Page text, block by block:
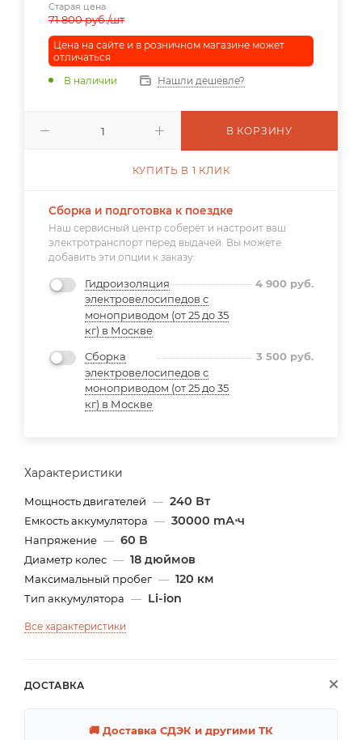
Характеристики
Мощность двигателей — 240 Вт
Емкость аккумулятора — 30000 mА⋅ч
Напряжение — 60 В
Диаметр колес — 18 дюймов
Максимальный пробег — 120 км
Тип аккумулятора — Li-ion
Все характеристики
ДОСТАВКА
🚚 Доставка СДЭК и другими ТК
Старая цена
71 800руб./шт
Цена на сайте и в розничном магазине может
отличаться
В наличии
Нашли дешевле?
В КОРЗИНУ
КУПИТЬ В 1 КЛИК
Сборка и подготовка к поездке
Наш сервисный центр соберёт и настроит ваш
электротранспорт перед выдачей. Вы можете
добавить эти опции к заказу:
Гидроизоляция
электровелосипедов с
моноприводом (от 25 до 35
кг) в Москве
4 900 руб.
Сборка
электровелосипедов с
моноприводом (от 25 до 35
кг) в Москве
3 500 руб.